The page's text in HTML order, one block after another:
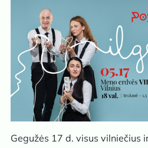
Gegužės 17 d. visus vilniečius